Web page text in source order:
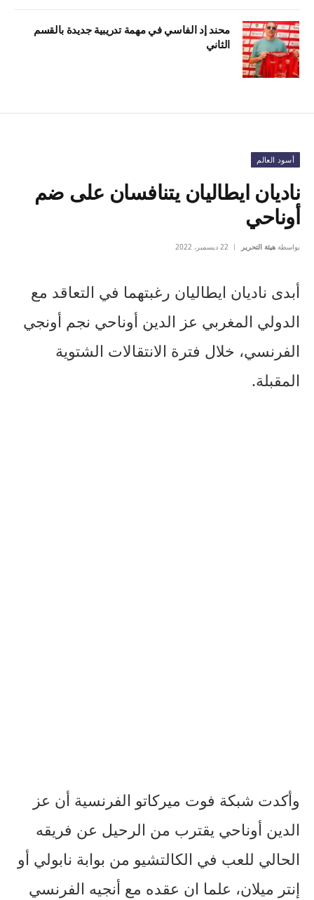
محند إد الفاسي في مهمة تدريبية جديدة بالقسم
الثاني
أسود العالم
ناديان ايطاليان يتنافسان على ضم
أوناحي
بواسطة هيئة التحرير 22 ديسمبر، 2022
أبدى ناديان ايطاليان رغبتهما في التعاقد مع
الدولي المغربي عز الدين أوناحي نجم أونجي
الفرنسي، خلال فترة الانتقالات الشتوية
المقبلة.
وأكدت شبكة فوت ميركاتو الفرنسية أن عز
الدين أوناحي يقترب من الرحيل عن فريقه
الحالي للعب في الكالتشيو من بوابة نابولي أو
إنتر ميلان، علما ان عقده مع أنجيه الفرنسي